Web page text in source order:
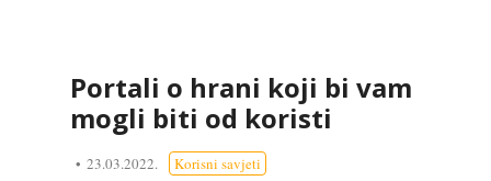
Portali o hrani koji bi vam
mogli biti od koristi
23.03.2022. Korisni savjeti